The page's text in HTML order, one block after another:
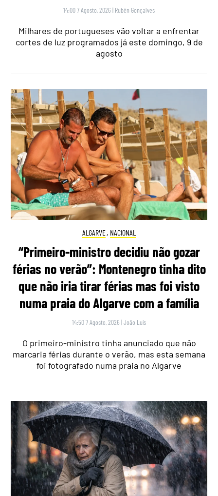
14:00 7 Agosto, 2026 | Rubén Gonçalves
Milhares de portugueses vão voltar a enfrentar
cortes de luz programados já este domingo, 9 de
agosto
ALGARVE, NACIONAL
“Primeiro-ministro decidiu não gozar
férias no verão”: Montenegro tinha dito
que não iria tirar férias mas foi visto
numa praia do Algarve com a família
14:50 7 Agosto, 2026 |João Luís
O primeiro-ministro tinha anunciado que não
marcaria férias durante o verão, mas esta semana
foi fotografado numa praia no Algarve